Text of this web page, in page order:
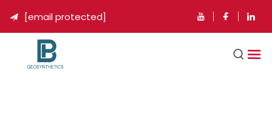
 [email protected]